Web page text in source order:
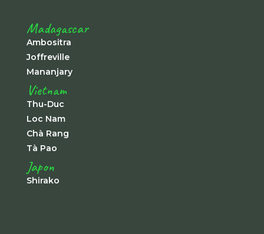
Madagascar
Ambositra
Joffreville
Mananjary
Vietnam
Thu-Duc
Loc Nam
Chà Rang
Tà Pao
Japon
Shirako